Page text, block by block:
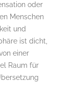
oder
Menschen
und
ist dicht,
einer
Raum für